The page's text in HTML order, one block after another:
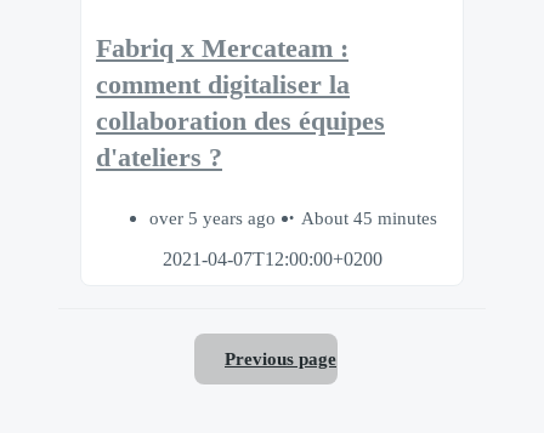
Fabriq x Mercateam :
comment digitaliser la
collaboration des équipes
d'ateliers ?
over 5 years ago
About 45 minutes
2021-04-07T12:00:00+0200
Previous page